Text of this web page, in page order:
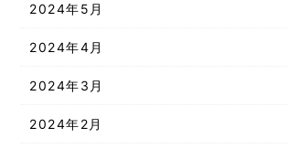
2024年5月
2024年4月
2024年3月
2024年2月